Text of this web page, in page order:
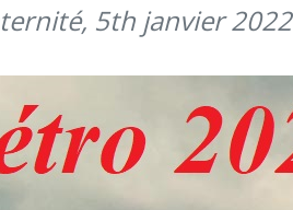
5th janvier 2022